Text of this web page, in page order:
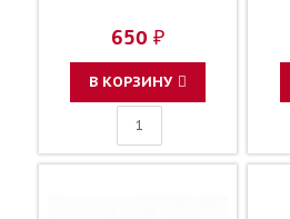
650 ₽
В КОРЗИНУ